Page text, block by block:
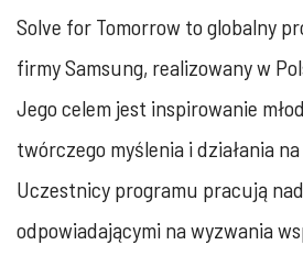
Solve for Tomorrow to globalny
firmy Samsung, realizowany w
Jego celem jest inspirowanie
twórczego myślenia i działania
Uczestnicy programu pracują
odpowiadającymi na wyzwania